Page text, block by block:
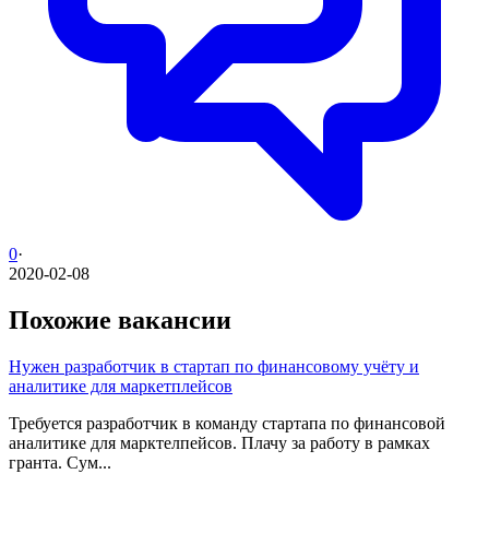
0·
2020-02-08
Похожие вакансии
Нужен разработчик в стартап по финансовому учёту и
аналитике для маркетплейсов
Требуется разработчик в команду стартапа по финансовой
аналитике для марктелпейсов. Плачу за работу в рамках
гранта. Сум...